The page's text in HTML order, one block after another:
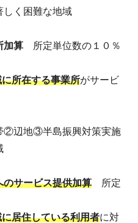
しく困難な地域
加算 所定単位数の１０％
所在する事業所がサービ
②辺地③半島振興対策実施
のサービス提供加算 所定
居住している利用者に対